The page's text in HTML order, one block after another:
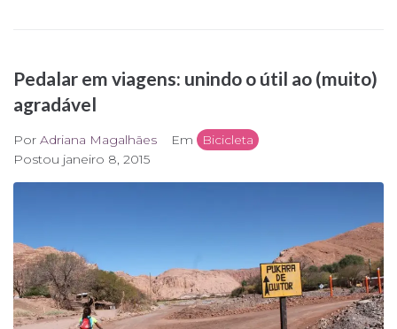
Pedalar em viagens: unindo o útil ao (muito)
agradável
Por Adriana Magalhães Em
Bicicleta
Postou janeiro 8, 2015